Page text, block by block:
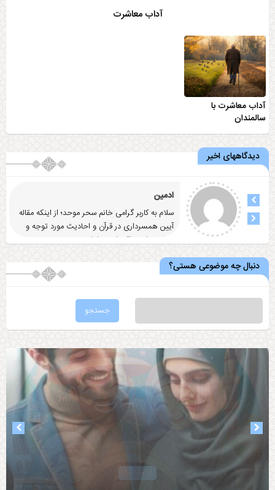
آداب معاشرت
آداب معاشرت با
سالمندان
دیدگاههای اخیر
ادمین
سلام به کاربر گرامی خانم سحر موحد؛ از اینکه مقاله
آيين همسرداری در قرآن و احاديث مورد توجه و
رضایت شما واقع شد
... ادامه
دنبال چه موضوعی هستی؟
۱۴۰۳-۱۰-۲۵
۱۴۰۳-۰۸-۰۵